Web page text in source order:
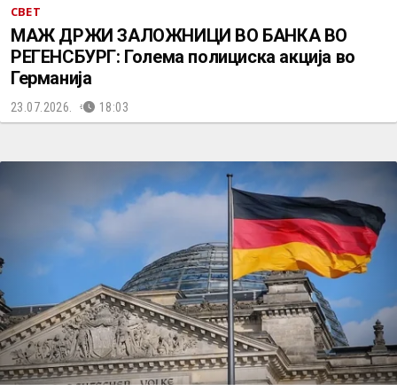
СВЕТ
МАЖ ДРЖИ ЗАЛОЖНИЦИ ВО БАНКА ВО
РЕГЕНСБУРГ: Голема полициска акција во
Германија
23.07.2026. 18:03